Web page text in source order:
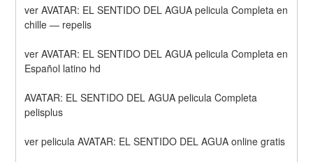
ver AVATAR: EL SENTIDO DEL AGUA pelicula Completa en
chille — repelis
ver AVATAR: EL SENTIDO DEL AGUA pelicula Completa en
Español latino hd
AVATAR: EL SENTIDO DEL AGUA pelicula Completa
pelisplus
ver pelicula AVATAR: EL SENTIDO DEL AGUA online gratis